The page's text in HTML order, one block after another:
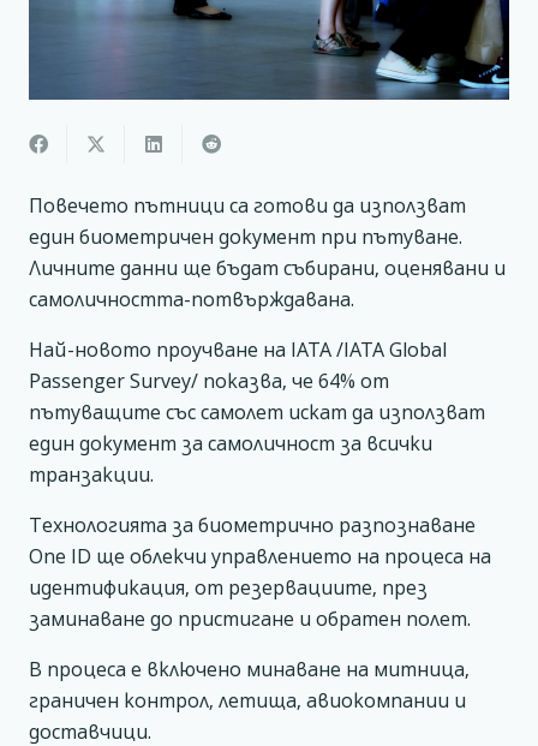
Повечето пътници са готови да използват
един биометричен документ при пътуване.
Личните данни ще бъдат събирани, оценявани и
самоличността-потвърждавана.
Най-новото проучване на IATA /IATA Global
Passenger Survey/ показва, че 64% от
пътуващите със самолет искат да използват
един документ за самоличност за всички
транзакции.
Технологията за биометрично разпознаване
One ID ще облекчи управлението на процеса на
идентификация, от резервациите, през
заминаване до пристигане и обратен полет.
В процеса е включено минаване на митница,
граничен контрол, летища, авиокомпании и
доставчици.